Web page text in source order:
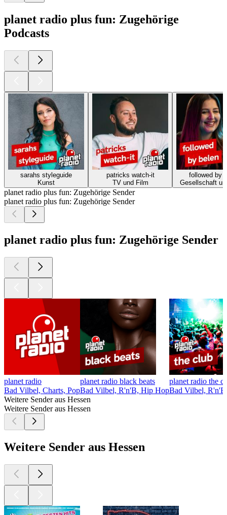
planet radio plus fun: Zugehörige
Podcasts
sarahs styleguide
Kunst
patricks watch-it
TV und Film
followed by
Gesellschaft
planet radio plus fun: Zugehörige Sender
planet radio plus fun: Zugehörige Sender
planet radio plus fun: Zugehörige Sender
planet radio
Bad Vilbel, Charts, Pop
planet radio black beats
Bad Vilbel, R'n'B, Hip Hop
planet radio the
Bad Vilbel,
Weitere Sender aus Hessen
Weitere Sender aus Hessen
Weitere Sender aus Hessen